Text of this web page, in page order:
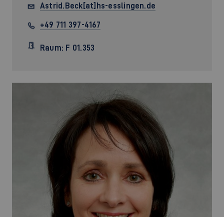
Astrid.Beck[at]hs-esslingen.de
+49 711 397-4167
Raum: F 01.353